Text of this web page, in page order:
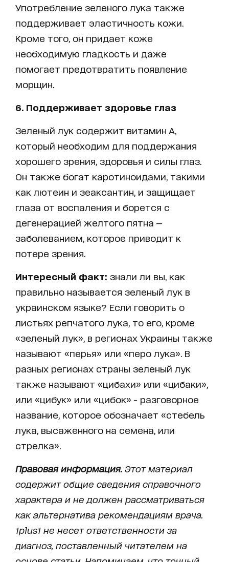
Употребление зеленого лука также
поддерживает эластичность кожи.
Кроме того, он придает коже
необходимую гладкость и даже
помогает предотвратить появление
морщин.
6. Поддерживает здоровье глаз
Зеленый лук содержит витамин А,
который необходим для поддержания
хорошего зрения, здоровья и силы глаз.
Он также богат каротиноидами, такими
как лютеин и зеаксантин, и защищает
глаза от воспаления и борется с
дегенерацией желтого пятна —
заболеванием, которое приводит к
потере зрения.
Интересный факт: знали ли вы, как
правильно называется зеленый лук в
украинском языке? Если говорить о
листьях репчатого лука, то его, кроме
«зеленый лук», в регионах Украины также
называют «перья» или «перо лука». В
разных регионах страны зеленый лук
также называют «цибахи» или «цибаки»,
или «цибук» или «цибок» - разговорное
название, которое обозначает «стебель
лука, высаженного на семена, или
стрелка».
Правовая информация. Этот материал
содержит общие сведения справочного
характера и не должен рассматриваться
как альтернатива рекомендациям врача.
1plus1 не несет ответственности за
диагноз, поставленный читателем на